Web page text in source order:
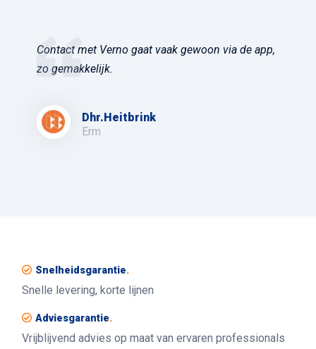
Contact met Verno gaat vaak gewoon via de app,
zo gemakkelijk.
Dhr.Heitbrink
Erm
Snelheidsgarantie.
Snelle levering, korte lijnen
Adviesgarantie.
Vrijblijvend advies op maat van ervaren professionals